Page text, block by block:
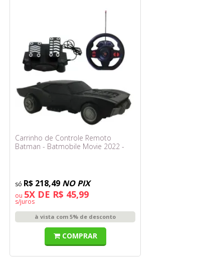
Carrinho de Controle Remoto
Batman - Batmobile Movie 2022 -
R$ 218,49 NO PIX
ou 5X DE R$ 45,99
s/juros
à vista com 5% de desconto
COMPRAR